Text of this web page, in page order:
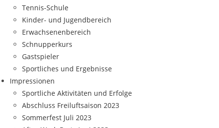
Tennis-Schule
Kinder- und Jugendbereich
Erwachsenenbereich
Schnupperkurs
Gastspieler
Sportliches und Ergebnisse
Impressionen
Sportliche Aktivitäten und Erfolge
Abschluss Freiluftsaison 2023
Sommerfest Juli 2023